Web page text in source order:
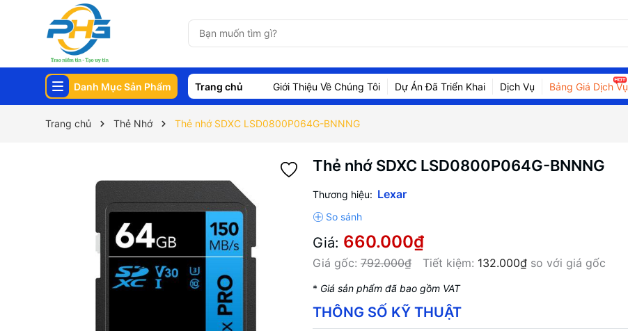
Danh Mục Sản Phẩm Trang chủ Giới Thiệu Về Chúng Tôi Dự Án Đã Triển Khai Dịch Vụ Bảng Giá Dịch Vụ
Trang chủ Thẻ Nhớ Thẻ nhớ SDXC LSD0800P064G-BNNNG
Thẻ nhớ SDXC LSD0800P064G-BNNNG
Thương hiệu: Lexar
Giá: 660.000₫
Giá gốc: 792.000₫ Tiết kiệm: 132.000₫so với giá gốc
* Giá sản phẩm đã bao gồm VAT
THÔNG SỐ KỸ THUẬT